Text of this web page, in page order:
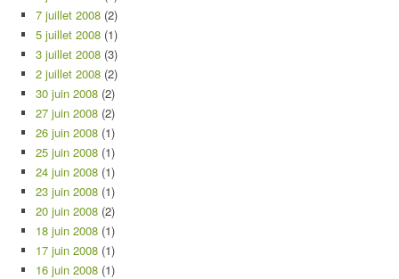
7 juillet 2008 (2)
5 juillet 2008 (1)
3 juillet 2008 (3)
2 juillet 2008 (2)
30 juin 2008 (2)
27 juin 2008 (2)
26 juin 2008 (1)
25 juin 2008 (1)
24 juin 2008 (1)
23 juin 2008 (1)
20 juin 2008 (2)
18 juin 2008 (1)
17 juin 2008 (1)
16 juin 2008 (1)